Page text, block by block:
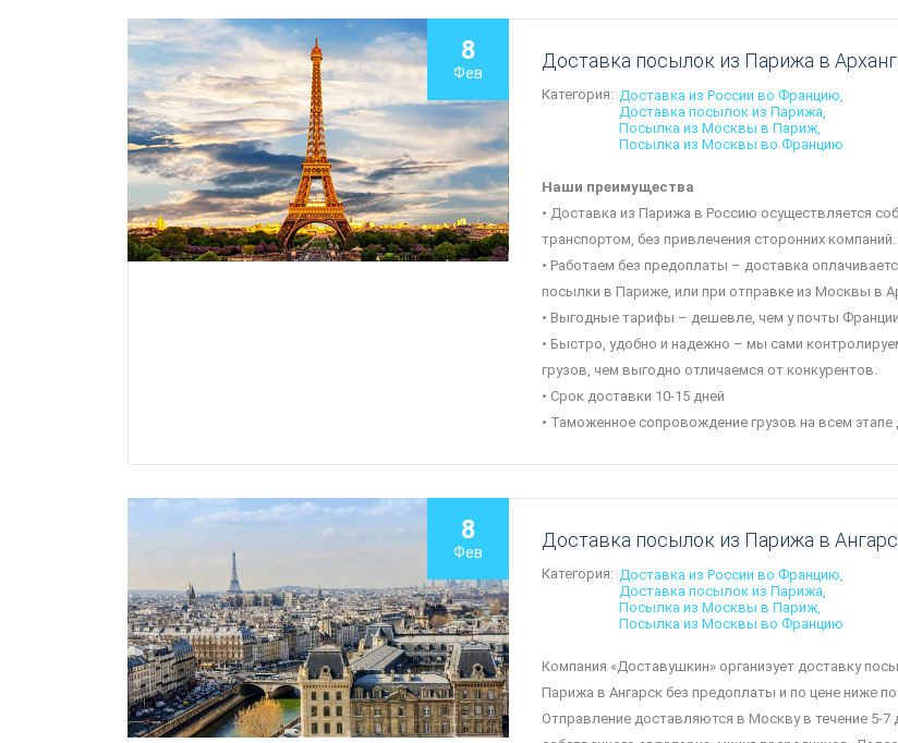
8
Фев
Доставка посылок из Парижа в
Категория: Доставка из России во Францию
Доставка посылок из Парижа
Посылка из Москвы в Париж
Посылка из Москвы во Францию
Наши преимущества
• Доставка из Парижа в Россию осуществляется
транспортом, без привлечения сторонних компаний.
• Работаем без предоплаты – доставка
посылки в Париже, или при отправке из Москвы в
• Выгодные тарифы – дешевле, чем у почты
• Быстро, удобно и надежно – мы сами
грузов, чем выгодно отличаемся от конкурентов.
• Срок доставки 10-15 дней
• Таможенное сопровождение грузов на всем этапе
8
Фев
Доставка посылок из Парижа в
Категория: Доставка из России во Францию
Доставка посылок из Парижа
Посылка из Москвы в Париж
Посылка из Москвы во Францию
Компания «Доставушкин» организует доставку
Парижа в Ангарск без предоплаты и по цене ниже
Отправление доставляются в Москву в течение 5-7